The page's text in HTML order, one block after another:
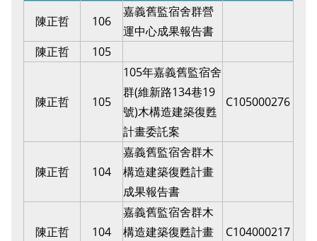
陳正哲
106
嘉義舊監宿舍群營
運中心成果報告書
陳正哲
105
陳正哲 105
105年嘉義舊監宿舍
群(維新路134巷19
號)木構造建築復甦
計畫委託案
C105000276
陳正哲 104
嘉義舊監宿舍群木
構造建築復甦計畫
成果報告書
陳正哲 104
嘉義舊監宿舍群木
構造建築復甦計畫
C104000217